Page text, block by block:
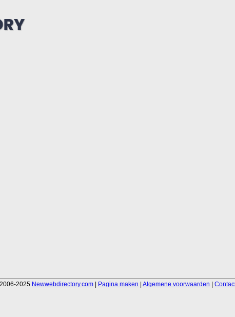
2025 Newwebdirectory.com | Pagina maken |Algemene voorwaarden |